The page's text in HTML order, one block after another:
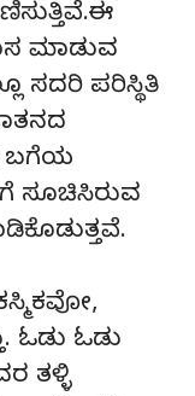
ಮಾಡುವ
ಸದರಿ ಪರಿಸ್ಥಿತಿ
ಬಗೆಯ
ಸೂಚಿಸಿರುವ
ಓಡು ಓಡು
ತಳ್ಳಿ